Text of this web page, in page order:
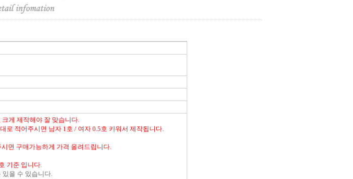
게 제작해야 잘 맞습니다.
로 적어주시면 남자 1호 / 여자 0.5호 키워서 제작됩니다.
면 구매가능하게 가격 올려드립니다.
기준 입니다.
을 수 있습니다.